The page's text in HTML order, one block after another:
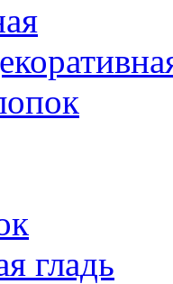
гладь